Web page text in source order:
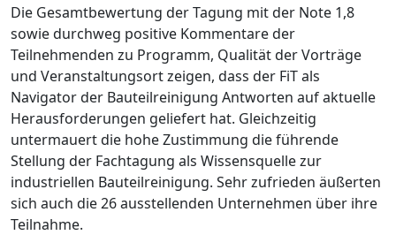
Die Gesamtbewertung der Tagung mit der Note 1,8
sowie durchweg positive Kommentare der
Teilnehmenden zu Programm, Qualität der Vorträge
und Veranstaltungsort zeigen, dass der FiT als
Navigator der Bauteilreini­gung Antworten auf aktuelle
Herausforderungen geliefert hat. Gleichzeitig
untermauert die hohe Zustimmung die führende
Stellung der Fachtagung als Wissensquelle zur
industriellen Bauteilreinigung. Sehr zufrieden äußerten
sich auch die 26 ausstellenden Unternehmen über ihre
Teilnahme.